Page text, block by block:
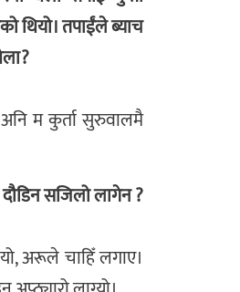
थियो। तपाईंले ब्याच
म कुर्ता सुरुवालमै
सजिलो लागेन ?
अरूले चाहिँ लगाए।